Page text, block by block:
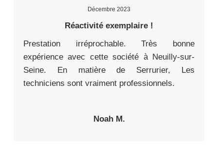
Décembre 2023
Réactivité exemplaire !
Prestation irréprochable. Très bonne
expérience avec cette société à Neuilly-sur-
Seine. En matière de Serrurier, Les
techniciens sont vraiment professionnels.
Noah M.